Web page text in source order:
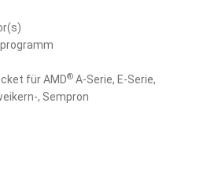
für AMD® A-Serie, E-Serie,
, Sempron